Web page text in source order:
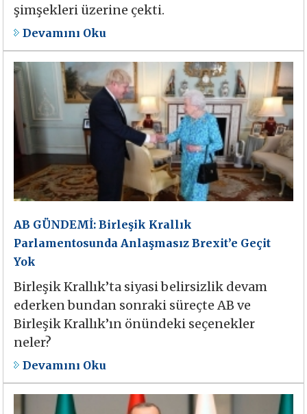
şimşekleri üzerine çekti.
Devamını Oku
AB GÜNDEMİ: Birleşik Krallık
Parlamentosunda Anlaşmasız Brexit’e Geçit
Yok
Birleşik Krallık’ta siyasi belirsizlik devam
ederken bundan sonraki süreçte AB ve
Birleşik Krallık’ın önündeki seçenekler
neler?
Devamını Oku